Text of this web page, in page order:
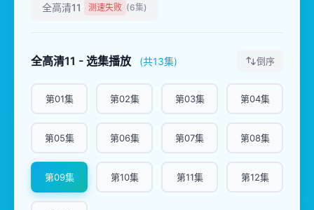
全高清11 测速失败 (6集)
全高清11 - 选集播放 (共13集) 倒序
第01集 第02集 第03集 第04集
第05集 第06集 第07集 第08集
第09集 第10集 第11集 第12集